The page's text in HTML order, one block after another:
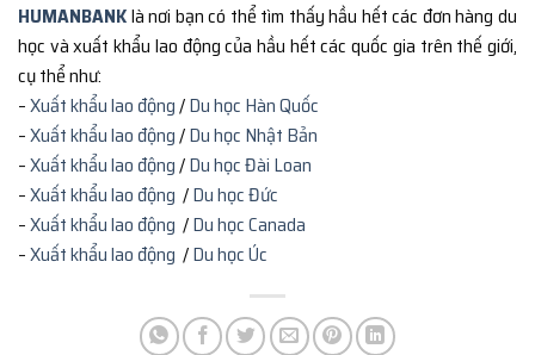
HUMANBANKlà nơi bạn có thể tìm thấy hầu hết các đơn hàng du
học và xuất khẩu lao động của hầu hết các quốc gia trên thế giới,
cụ thể như:
–Xuất khẩu lao động/Du học Hàn Quốc
–Xuất khẩu lao động/Du học Nhật Bản
–Xuất khẩu lao động/Du học Đài Loan
–Xuất khẩu lao động /Du học Đức
–Xuất khẩu lao động /Du học Canada
–Xuất khẩu lao động /Du học Úc